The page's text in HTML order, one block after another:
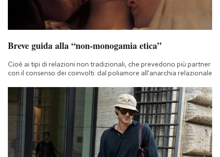
Breve guida alla “non-monogamia etica”
Cioè ai tipi di relazioni non tradizionali, che prevedono più partner
con il consenso dei coinvolti: dal poliamore all'anarchia relazionale